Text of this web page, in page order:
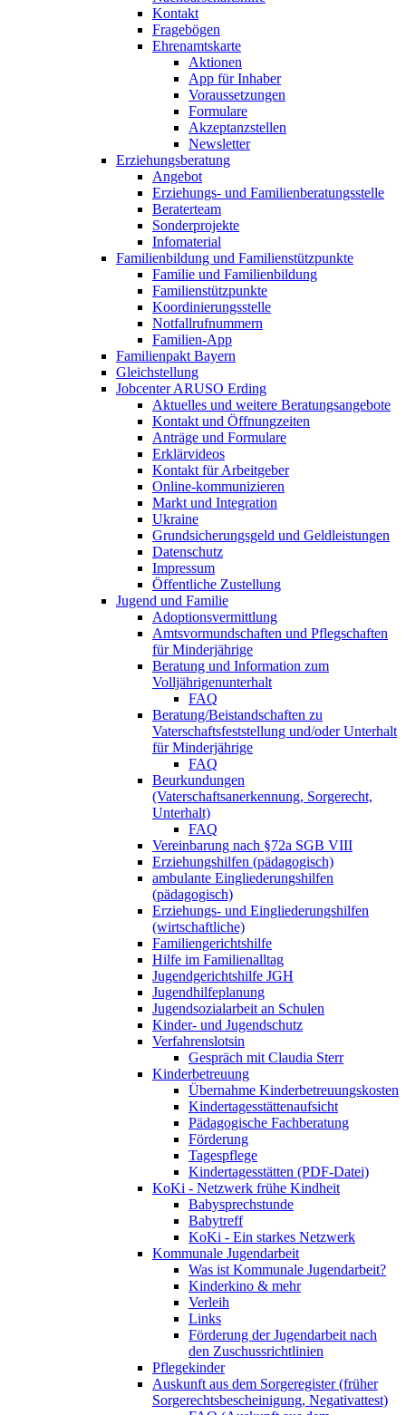
Kontakt
Fragebögen
Ehrenamtskarte
Aktionen
App für Inhaber
Voraussetzungen
Formulare
Akzeptanzstellen
Newsletter
Erziehungsberatung
Angebot
Erziehungs- und Familienberatungsstelle
Beraterteam
Sonderprojekte
Infomaterial
Familienbildung und Familienstützpunkte
Familie und Familienbildung
Familienstützpunkte
Koordinierungsstelle
Notfallrufnummern
Familien-App
Familienpakt Bayern
Gleichstellung
Jobcenter ARUSO Erding
Aktuelles und weitere Beratungsangebote
Kontakt und Öffnungzeiten
Anträge und Formulare
Erklärvideos
Kontakt für Arbeitgeber
Online-kommunizieren
Markt und Integration
Ukraine
Grundsicherungsgeld und Geldleistungen
Datenschutz
Impressum
Öffentliche Zustellung
Jugend und Familie
Adoptionsvermittlung
Amtsvormundschaften und Pflegschaften
für Minderjährige
Beratung und Information zum
Volljährigenunterhalt
FAQ
Beratung/Beistandschaften zu
Vaterschaftsfeststellung und/oder Unterhalt
für Minderjährige
FAQ
Beurkundungen
(Vaterschaftsanerkennung, Sorgerecht,
Unterhalt)
FAQ
Vereinbarung nach §72a SGB VIII
Erziehungshilfen (pädagogisch)
ambulante Eingliederungshilfen
(pädagogisch)
Erziehungs- und Eingliederungshilfen
(wirtschaftliche)
Familiengerichtshilfe
Hilfe im Familienalltag
Jugendgerichtshilfe JGH
Jugendhilfeplanung
Jugendsozialarbeit an Schulen
Kinder- und Jugendschutz
Verfahrenslotsin
Gespräch mit Claudia Sterr
Kinderbetreuung
Übernahme Kinderbetreuungskosten
Kindertagesstättenaufsicht
Pädagogische Fachberatung
Förderung
Tagespflege
Kindertagesstätten (PDF-Datei)
KoKi - Netzwerk frühe Kindheit
Babysprechstunde
Babytreff
KoKi - Ein starkes Netzwerk
Kommunale Jugendarbeit
Was ist Kommunale Jugendarbeit?
Kinderkino & mehr
Verleih
Links
Förderung der Jugendarbeit nach
den Zuschussrichtlinien
Pflegekinder
Auskunft aus dem Sorgeregister (früher
Sorgerechtsbescheinigung, Negativattest)